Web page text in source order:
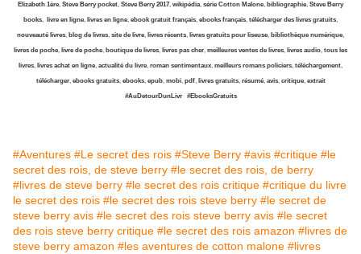
Elizabeth 1ère, Steve Berry pocket, Steve Berry 2017, wikipédia, série Cotton Malone, bibliographie, Steve Berry
books, livre en ligne, livres en ligne, ebook gratuit français, ebooks français, télécharger des livres gratuits,
nouveauté livres, blog de livres, site de livre, livres récents, livres gratuits pour liseuse, bibliothèque numérique,
livres de poche, livre de poche, boutique de livres, livres pas cher, meilleures ventes de livres, livres audio, tous les
livres, livres achat en ligne, actualité du livre, roman sentimentaux, meilleurs romans policiers, téléchargement,
télécharger, ebooks gratuits,ebooks, epub, mobi, pdf, livres gratuits, résumé, avis,critique, extrait
#AuDetourDunLivr #EbooksGratuits
#Aventures #Le secret des rois #Steve Berry #avis #critique #le
secret des rois, de steve berry #le secret des rois, de berry
#livres de steve berry #le secret des rois critique #critique du livre
le secret des rois #le secret des rois steve berry #le secret de
steve berry avis #le secret des rois steve berry avis #le secret
des rois steve berry critique #le secret des rois amazon #livres de
steve berry amazon #les aventures de cotton malone #livres